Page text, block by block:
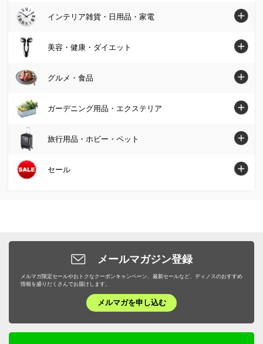
スカート
カーディガン・ボレロ
パーカー・スウェット/トレーナー
Tシャツ・カットソー
コート
ジャケット
フォーマル・スーツ・着物
大きいサイズ
ジュエリー・アクセサリー
財布・ケース・ポーチ
レディース腕時計
帽子・サングラス・手袋・ベルト
ストール・スカーフ・マフラー
傘・レイングッズ
ファッション小物 その他
デスク・机
テレビ台・テレビボード
リビング収納
本棚・ラック・シェルフ
キッチン収納・食器棚
下駄箱/玄関収納
子供部屋/キッズ収納・家具
ホームオフィス家具
仏壇・仏具
ソファーカバー・マルチカバー
クッション・カバー類
マットレス
肌掛け布団・ダウンケット
敷布団
毛布・タオルケット
布団セット
敷きパッド・ベッドパッド
枕・抱き枕
サステナブル
キッチン用品・調理器具トップへ
鍋・フライパン
保存容器・キャニスター・オイルポット
米びつ・ライスストッカー
キッチン用品収納
お弁当用品・水筒
エプロン・割烹着
ケトル・やかん
包丁・キッチンツール
テーブルクロス・ランチョンマット
インテリア雑貨・日用品・家電
インテリア雑貨・日用品・家電トップへ
インテリア雑貨
絵画・アート・ウォールデコレーション
インテリアグリーン・造花
掃除/お手入れ用品
トイレ用品・トイレマット
タオル・スリッパ
生活雑貨・便利グッズ
年中行事用品・季節商品
美容・健康・ダイエット
美容・健康・ダイエットトップへ
スキンケア・基礎化粧品
フェイスケア・美顔器
健康食品・サプリメント
ダイエット・エクササイズ
機能性シューズ・サンダル
グルメ・食品
グルメ・食品トップへ
グルメまとめ割
お惣菜
肉・卵・乳製品
野菜・果物
プロユース
ガーデニング用品・エクステリア
ガーデニング用品・エクステリアトップへ
屋外収納庫・物置
敷石・防草シート・芝
プランター・植木鉢・鉢カバー
フラワースタンド・プランタースタンド・花台
旅行用品・ホビー・ペット
旅行用品・ホビー・ペットトップへ
旅行用便利グッズ
キッズ・ベビー
キャラクターグッズ
ホビー雑貨
セール
カーテン・ラグ・ソファカバー
メールマガジン登録
メルマガ限定セールやおトクなクーポンキャンペーン、最新セールなど、ディノスのおすすめ
情報を盛りだくさんでお届けします。
メルマガを申し込む